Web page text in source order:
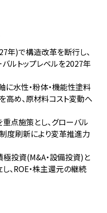
年)で構造改革を断行し、
ルトップレベルを2027年
水性・粉体・機能性塗料
め、原材料コスト変動へ
点施策とし、グローバル
度刷新により変革推進力
投資(M&A・設備投資)と
、ROE・株主還元の継続